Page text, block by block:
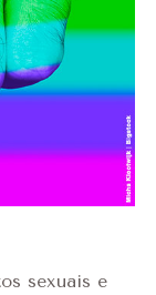
sexuais e